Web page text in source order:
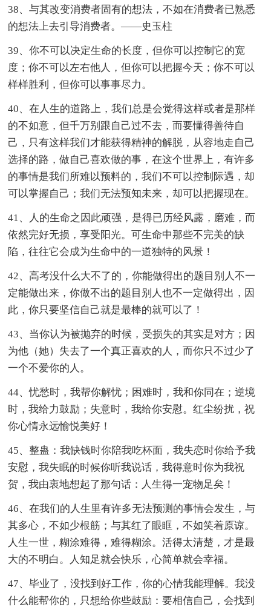
38、与其改变消费者固有的想法，不如在消费者已熟悉
的想法上去引导消费者。——史玉柱
39、你不可以决定生命的长度，但你可以控制它的宽
度；你不可以左右他人，但你可以把握今天；你不可以
样样胜利，但你可以事事尽力。
40、在人生的道路上，我们总是会觉得这样或者是那样
的不如意，但千万别跟自己过不去，而要懂得善待自
己，只有这样我们才能获得精神的解脱，从容地走自己
选择的路，做自己喜欢做的事，在这个世界上，有许多
的事情是我们所难以预料的，我们不可以控制际遇，却
可以掌握自己；我们无法预知未来，却可以把握现在。
41、人的生命之因此顽强，是得已历经风露，磨难，而
依然完好无损，享受阳光。可生命中那些不完美的缺
陷，往往它会成为生命中的一道独特的风景！
42、高考没什么大不了的，你能做得出的题目别人不一
定能做出来，你做不出的题目别人也不一定做得出，因
此，你只要坚信自己就是最棒的就可以了！
43、当你认为被抛弃的时候，受损失的其实是对方；因
为他（她）失去了一个真正喜欢的人，而你只不过少了
一个不爱你的人。
44、忧愁时，我帮你解忧；困难时，我和你同在；逆境
时，我给力鼓励；失意时，我给你安慰。红尘纷扰，祝
你心情永远愉悦美好！
45、整蛊：我缺钱时你陪我吃杯面，我失恋时你给予我
安慰，我失眠的时候你听我说话，我得意时你为我祝
贺，我由衷地想起了那句话：人生得一宠物足矣！
46、在我们的人生里有许多无法预测的事情会发生，与
其多心，不如少根筋；与其红了眼眶，不如笑着原谅。
人生一世，糊涂难得，难得糊涂。活得太清楚，才是最
大的不明白。人知足就会快乐，心简单就会幸福。
47、毕业了，没找到好工作，你的心情我能理解。我没
什么能帮你的，只想给你些鼓励：要相信自己，会找到